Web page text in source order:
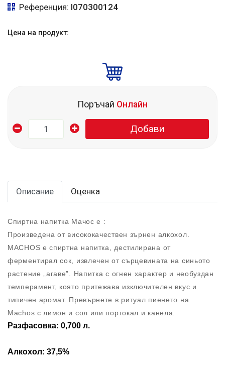
Референция: I070300124
Цена на продукт:
Поръчай Онлайн
Добави
Описание Оценка
Спиртна напитка Мачос e :
Произведена от висококачествен зърнен алкохол.
MACHOS е спиртна напитка, дестилирана от
ферментирал сок, извлечен от сърцевината на синьото
растение „агаве”. Напитка с огнен характер и необуздан
темперамент, която притежава изключителен вкус и
типичен аромат. Превърнете в ритуал пиенето на
Machos с лимон и сол или портокал и канела.
Разфасовка: 0,700 л.
Алкохол: 37,5%